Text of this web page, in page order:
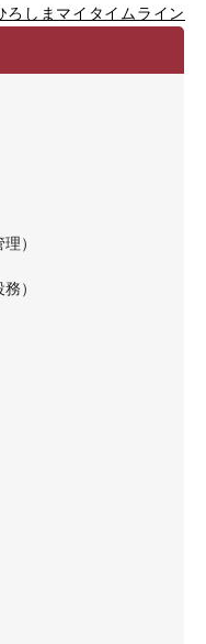
ろしまマイタイムライン
）
）